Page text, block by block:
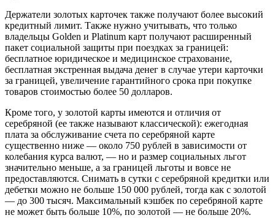
Держатели золотых карточек также получают более высокий
кредитный лимит. Также нужно учитывать, что только
владельцы Golden и Platinum карт получают расширенный
пакет социальной защиты при поездках за границей:
бесплатное юридическое и медицинское страхование,
бесплатная экстренная выдача денег в случае утери карточки
за границей, увеличение гарантийного срока при покупке
товаров стоимостью более 50 долларов.
Кроме того, у золотой карты имеются и отличия от
серебряной (ее также называют классической): ежегодная
плата за обслуживание счета по серебряной карте
существенно ниже — около 750 рублей в зависимости от
колебания курса валют, — но и размер социальных льгот
значительно меньше, а за границей льготы и вовсе не
предоставляются. Снимать в сутки с серебряной кредитки или
дебетки можно не больше 150 000 рублей, тогда как с золотой
— до 300 тысяч. Максимальный кэшбек по серебряной карте
не может быть больше 10%, по золотой — не больше 20%.